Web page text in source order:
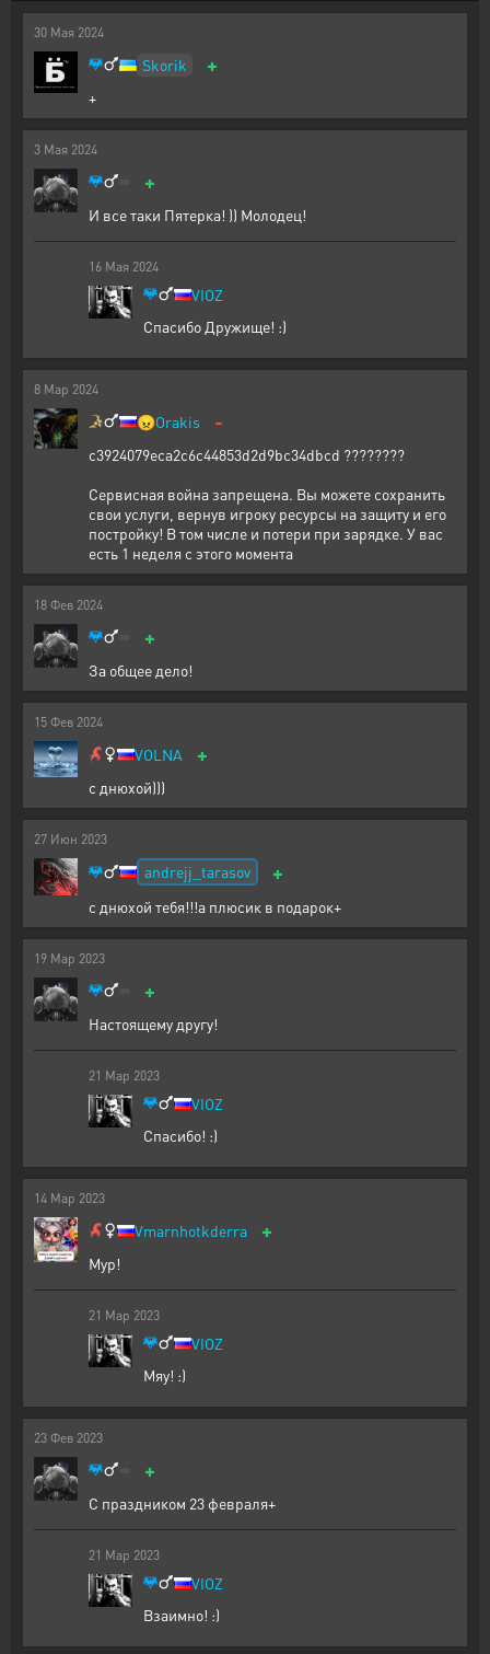
30 Мая 2024
Skorik +
+
3 Мая 2024
+
И все таки Пятерка! )) Молодец!
16 Мая 2024
VIOZ
Спасибо Дружище! :)
8 Мар 2024
😠Orakis -
c3924079eca2c6c44853d2d9bc34dbcd ????????
Сервисная война запрещена. Вы можете сохранить
свои услуги, вернув игроку ресурсы на защиту и его
постройку! В том числе и потери при зарядке. У вас
есть 1 неделя с этого момента
18 Фев 2024
+
За общее дело!
15 Фев 2024
VOLNA +
с днюхой)))
27 Июн 2023
andrejj_tarasov +
с днюхой тебя!!!а плюсик в подарок+
19 Мар 2023
+
Настоящему другу!
21 Мар 2023
VIOZ
Спасибо! :)
14 Мар 2023
Vmarnhotkderra +
Мур!
21 Мар 2023
VIOZ
Мяу! :)
23 Фев 2023
+
С праздником 23 февраля+
21 Мар 2023
VIOZ
Взаимно! :)